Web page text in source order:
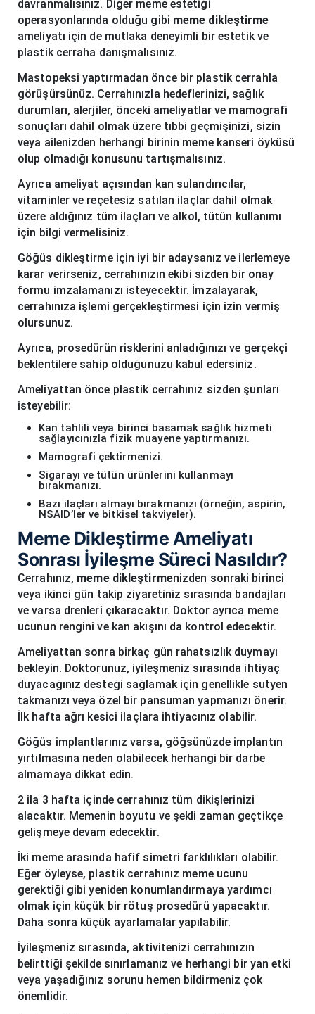
davranmalısınız. Diğer meme estetiği
operasyonlarında olduğu gibi meme dikleştirme
ameliyatı için de mutlaka deneyimli bir estetik ve
plastik cerraha danışmalısınız.
Mastopeksi yaptırmadan önce bir plastik cerrahla
görüşürsünüz. Cerrahınızla hedeflerinizi, sağlık
durumları, alerjiler, önceki ameliyatlar ve mamografi
sonuçları dahil olmak üzere tıbbi geçmişinizi, sizin
veya ailenizden herhangi birinin meme kanseri öyküsü
olup olmadığı konusunu tartışmalısınız.
Ayrıca ameliyat açısından kan sulandırıcılar,
vitaminler ve reçetesiz satılan ilaçlar dahil olmak
üzere aldığınız tüm ilaçları ve alkol, tütün kullanımı
için bilgi vermelisiniz.
Göğüs dikleştirme için iyi bir adaysanız ve ilerlemeye
karar verirseniz, cerrahınızın ekibi sizden bir onay
formu imzalamanızı isteyecektir. İmzalayarak,
cerrahınıza işlemi gerçekleştirmesi için izin vermiş
olursunuz.
Ayrıca, prosedürün risklerini anladığınızı ve gerçekçi
beklentilere sahip olduğunuzu kabul edersiniz.
Ameliyattan önce plastik cerrahınız sizden şunları
isteyebilir:
Kan tahlili veya birinci basamak sağlık hizmeti
sağlayıcınızla fizik muayene yaptırmanızı.
Mamografi çektirmenizi.
Sigarayı ve tütün ürünlerini kullanmayı
bırakmanızı.
Bazı ilaçları almayı bırakmanızı (örneğin, aspirin,
NSAID’ler ve bitkisel takviyeler).
Meme Dikleştirme Ameliyatı
Sonrası İyileşme Süreci Nasıldır?
Cerrahınız, meme dikleştirmenizden sonraki birinci
veya ikinci gün takip ziyaretiniz sırasında bandajları
ve varsa drenleri çıkaracaktır. Doktor ayrıca meme
ucunun rengini ve kan akışını da kontrol edecektir.
Ameliyattan sonra birkaç gün rahatsızlık duymayı
bekleyin. Doktorunuz, iyileşmeniz sırasında ihtiyaç
duyacağınız desteği sağlamak için genellikle sutyen
takmanızı veya özel bir pansuman yapmanızı önerir.
İlk hafta ağrı kesici ilaçlara ihtiyacınız olabilir.
Göğüs implantlarınız varsa, göğsünüzde implantın
yırtılmasına neden olabilecek herhangi bir darbe
almamaya dikkat edin.
2 ila 3 hafta içinde cerrahınız tüm dikişlerinizi
alacaktır. Memenin boyutu ve şekli zaman geçtikçe
gelişmeye devam edecektir.
İki meme arasında hafif simetri farklılıkları olabilir.
Eğer öyleyse, plastik cerrahınız meme ucunu
gerektiği gibi yeniden konumlandırmaya yardımcı
olmak için küçük bir rötuş prosedürü yapacaktır.
Daha sonra küçük ayarlamalar yapılabilir.
İyileşmeniz sırasında, aktivitenizi cerrahınızın
belirttiği şekilde sınırlamanız ve herhangi bir yan etki
veya yaşadığınız sorunu hemen bildirmeniz çok
önemlidir.